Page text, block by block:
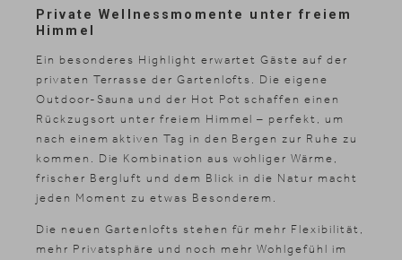
Private Wellnessmomente unter freiem
Himmel
Ein besonderes Highlight erwartet Gäste auf der
privaten Terrasse der Gartenlofts. Die eigene
Outdoor-Sauna und der Hot Pot schaffen einen
Rückzugsort unter freiem Himmel – perfekt, um
nach einem aktiven Tag in den Bergen zur Ruhe zu
kommen. Die Kombination aus wohliger Wärme,
frischer Bergluft und dem Blick in die Natur macht
jeden Moment zu etwas Besonderem.
Die neuen Gartenlofts stehen für mehr Flexibilität,
mehr Privatsphäre und noch mehr Wohlgefühl im